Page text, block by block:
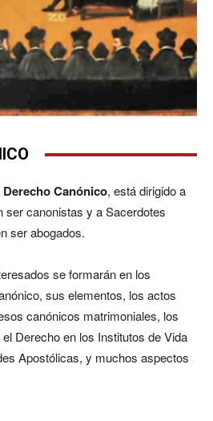
Derecho Canónico, está dirigido a
ser canonistas y a Sacerdotes
ser abogados.
se formarán en los
sus elementos, los actos
canónicos matrimoniales, los
Derecho en los Institutos de Vida
Apostólicas, y muchos aspectos